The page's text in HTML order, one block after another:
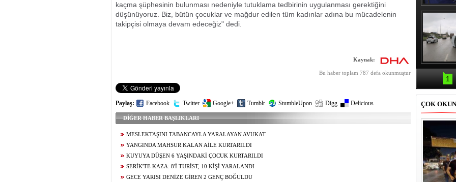
kaçma şüphesinin bulunması nedeniyle tutuklama tedbirinin uygulanması gerektiğini
düşünüyoruz. Biz, bütün çocuklar ve mağdur edilen tüm kadınlar adına bu mücadelenin
takipçisi olmaya devam edeceğiz" dedi.
Kaynak:
Bu haber toplam 787 defa okunmuştur
Paylaş: Facebook Twitter Google+ Tumblr StumbleUpon Digg Delicious
DİĞER HABER BAŞLIKLARI
MESLEKTAŞINI TABANCAYLA YARALAYAN AVUKAT
TUTUKLANDI
YANGINDA MAHSUR KALAN AİLE KURTARILDI
KUYUYA DÜŞEN 6 YAŞINDAKİ ÇOCUK KURTARILDI
SERİK'TE KAZA: 8'İ TURİST, 10 KİŞİ YARALANDI
GECE YARISI DENİZE GİREN 2 GENÇ BOĞULDU
Erbaş,
Veli
teravih
1
ÇOK